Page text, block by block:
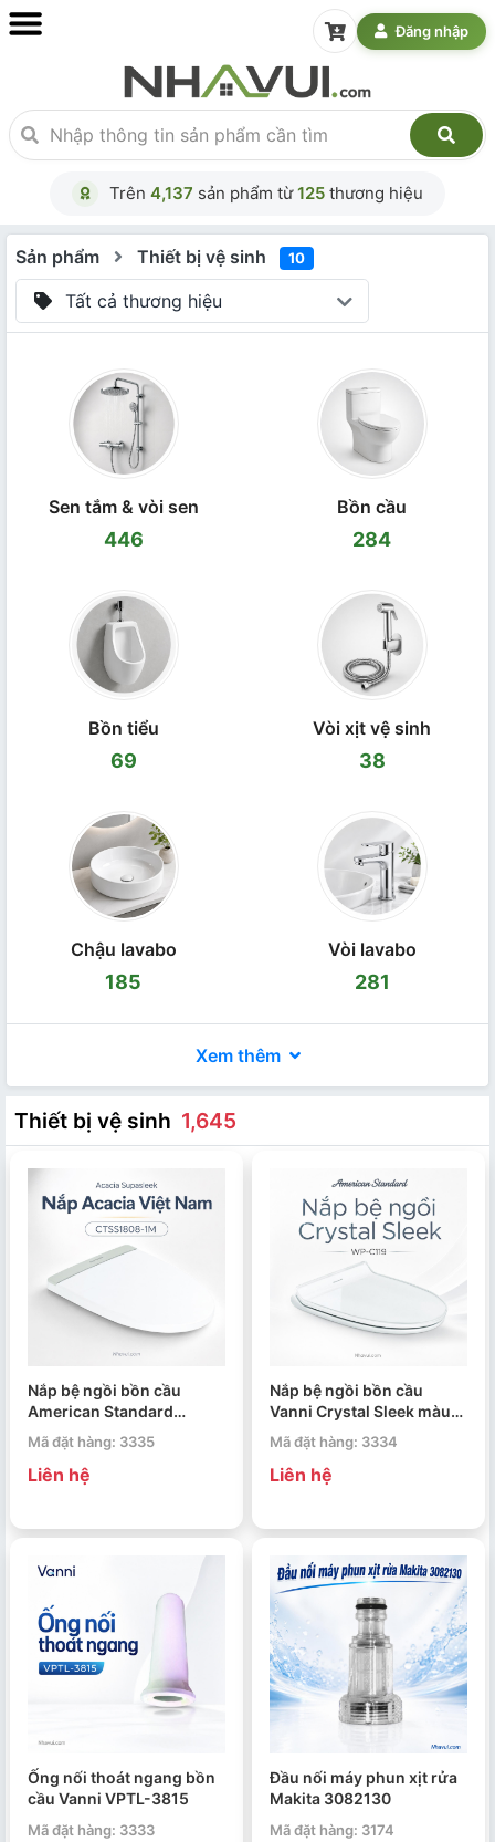
Đăng nhập
Trên 4,137 sản phẩm từ125 thương hiệu
Sản phẩm Thiết bị vệ sinh 10
Tất cả thương hiệu
Sen tắm & vòi sen
446
Bồn cầu
284
Bồn tiểu
69
Vòi xịt vệ sinh
38
Chậu lavabo
185
Vòi lavabo
281
Xem thêm
Thiết bị vệ sinh 1,645
Nắp bệ ngồi bồn cầu
American Standard
Acacia Supasleek
CTSS1808-1M màu trắng
Mã đặt hàng: 3335
Liên hệ
Nắp bệ ngồi bồn cầu
Vanni Crystal Sleek màu
trắng WP-C119
Mã đặt hàng: 3334
Liên hệ
Ống nối thoát ngang bồn
cầu Vanni VPTL-3815
Mã đặt hàng: 3333
Đầu nối máy phun xịt rửa
Makita 3082130
Mã đặt hàng: 3174